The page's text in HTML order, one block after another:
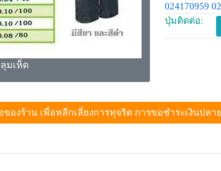
มเห็ด
024170959
ปุ่มติดต่อ:
องร้าน เพื่อหลีกเลี่ยงการทุจริต การขอชำระเงินปล